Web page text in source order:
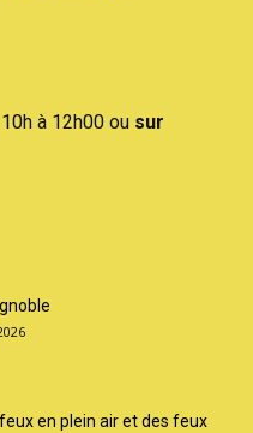
à 12h00 ou sur
en plein air et des feux